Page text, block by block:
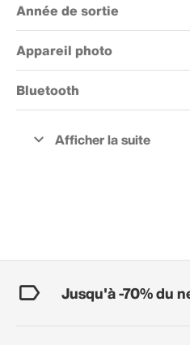
Année de sortie
Appareil photo
Bluetooth
Jusqu'à -70% du